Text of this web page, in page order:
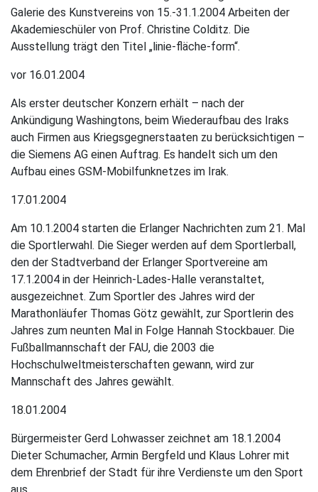
Galerie des Kunstvereins von 15.-31.1.2004 Arbeiten der
Akademieschüler von Prof. Christine Colditz. Die
Ausstellung trägt den Titel „linie-fläche-form“.
vor 16.01.2004
Als erster deutscher Konzern erhält – nach der
Ankündigung Washingtons, beim Wiederaufbau des Iraks
auch Firmen aus Kriegsgegnerstaaten zu berücksichtigen –
die Siemens AG einen Auftrag. Es handelt sich um den
Aufbau eines GSM-Mobilfunknetzes im Irak.
17.01.2004
Am 10.1.2004 starten die Erlanger Nachrichten zum 21. Mal
die Sportlerwahl. Die Sieger werden auf dem Sportlerball,
den der Stadtverband der Erlanger Sportvereine am
17.1.2004 in der Heinrich-Lades-Halle veranstaltet,
ausgezeichnet. Zum Sportler des Jahres wird der
Marathonläufer Thomas Götz gewählt, zur Sportlerin des
Jahres zum neunten Mal in Folge Hannah Stockbauer. Die
Fußballmannschaft der FAU, die 2003 die
Hochschulweltmeisterschaften gewann, wird zur
Mannschaft des Jahres gewählt.
18.01.2004
Bürgermeister Gerd Lohwasser zeichnet am 18.1.2004
Dieter Schumacher, Armin Bergfeld und Klaus Lohrer mit
dem Ehrenbrief der Stadt für ihre Verdienste um den Sport